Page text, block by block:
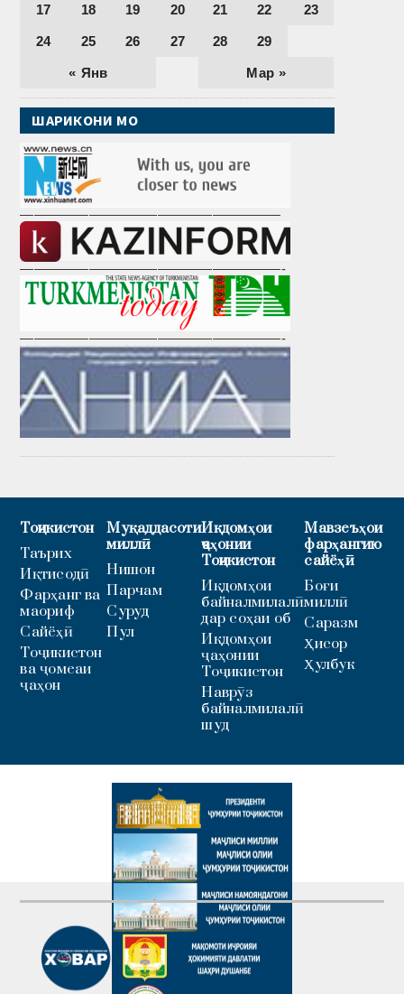
« Янв Мар »
17 18 19 20 21 22 23
24 25 26 27 28 29
ШАРИКОНИ МО
———————————————————
———————————————————-
———————————————————-
Тоҷикистон
Таърих
Иқтисодӣ
Фарҳанг ва
маориф
Сайёҳӣ
Тоҷикистон
ва ҷомеаи
ҷаҳон
Муқаддасоти
миллӣ
Нишон
Парчам
Суруд
Пул
Иқдомҳои
ҷаҳонии
Тоҷикистон
Иқдомҳои
байналмилалӣ
дар соҳаи об
Иқдомҳои
ҷаҳонии
Тоҷикистон
Наврӯз
байналмилалӣ
шуд
Мавзеъҳои
фарҳангию
сайёҳӣ
Боғи
миллӣ
Саразм
Ҳисор
Ҳулбук